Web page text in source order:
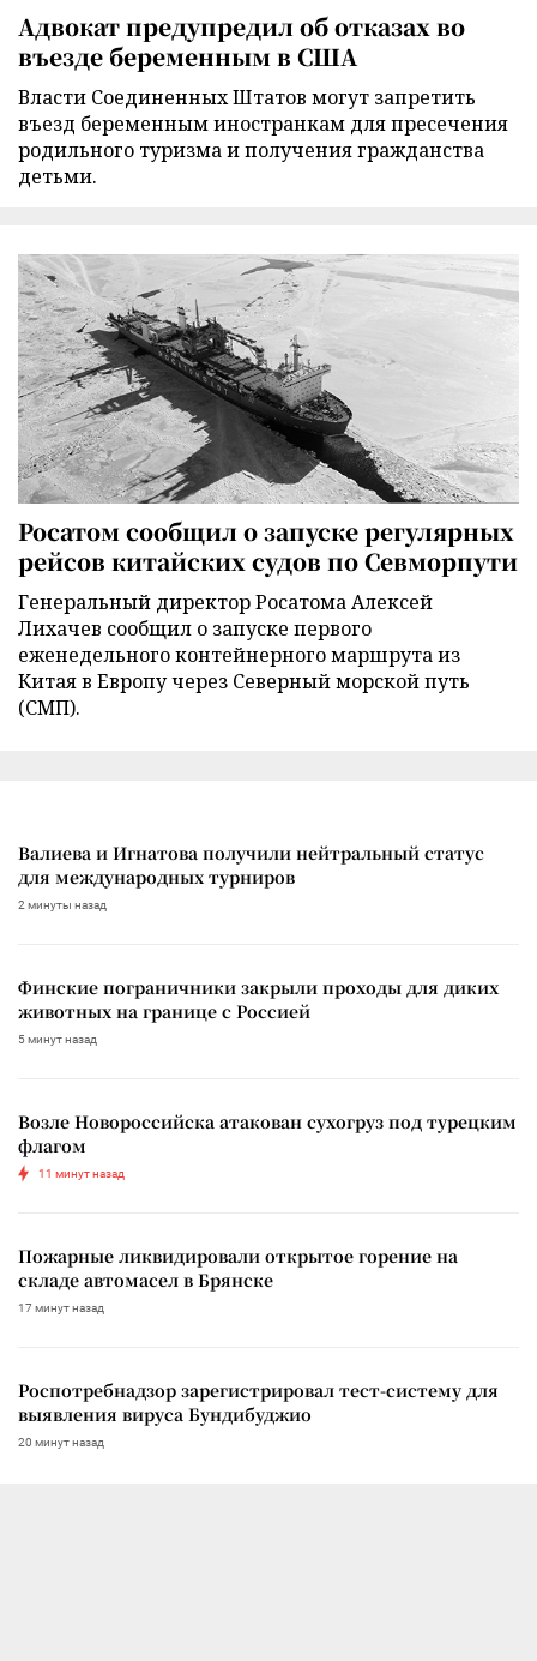
Адвокат предупредил об отказах во
въезде беременным в США
Власти Соединенных Штатов могут запретить
въезд беременным иностранкам для пресечения
родильного туризма и получения гражданства
детьми.
Росатом сообщил о запуске регулярных
рейсов китайских судов по Севморпути
Генеральный директор Росатома Алексей
Лихачев сообщил о запуске первого
еженедельного контейнерного маршрута из
Китая в Европу через Северный морской путь
(СМП).
Валиева и Игнатова получили нейтральный статус
для международных турниров
2 минуты назад
Финские пограничники закрыли проходы для диких
животных на границе с Россией
5 минут назад
Возле Новороссийска атакован сухогруз под турецким
флагом
11 минут назад
Пожарные ликвидировали открытое горение на
складе автомасел в Брянске
17 минут назад
Роспотребнадзор зарегистрировал тест-систему для
выявления вируса Бундибуджио
20 минут назад